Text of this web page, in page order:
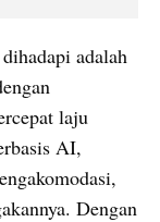
adalah
laju
AI,
Dengan